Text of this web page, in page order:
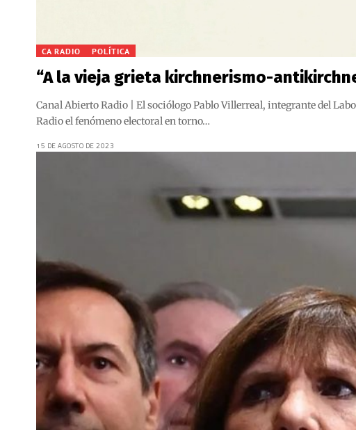
CA RADIO POLÍTICA
“A la vieja grieta kirchnerismo-
Canal Abierto Radio | El sociólogo Pablo Villerreal, integrante del
Radio el fenómeno electoral en torno…
15 DE AGOSTO DE 2023